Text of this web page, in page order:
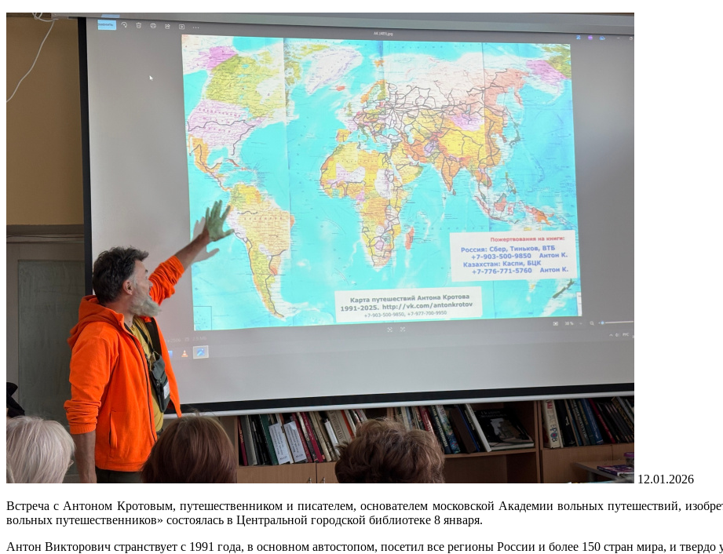
12.01.2026
Встреча с Антоном Кротовым, путешественником и писателем, основателем московской Академии вольных путешествий,
вольных путешественников» состоялась в Центральной городской библиотеке 8 января.
Антон Викторович странствует с 1991 года, в основном автостопом, посетил все регионы России и более 150 стран мира, и